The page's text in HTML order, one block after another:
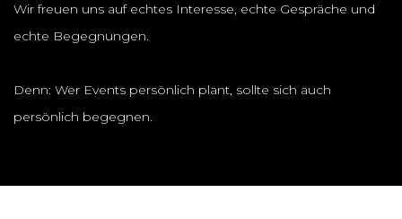
Wir freuen uns auf echtes Interesse, echte Gespräche und
echte Begegnungen.
Denn: Wer Events persönlich plant, sollte sich auch
persönlich begegnen.